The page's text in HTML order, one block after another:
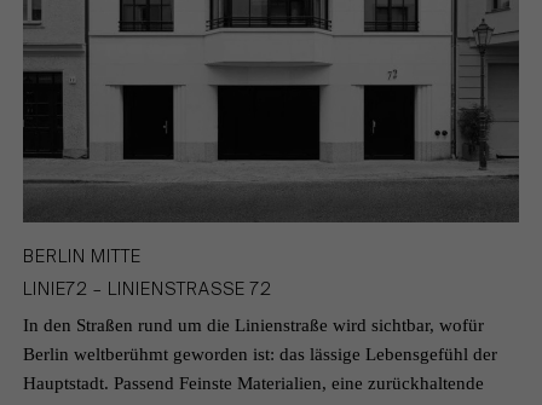
BERLIN MITTE
LINIE72 – LINIENSTRASSE 72
In den Straßen rund um die Linienstraße wird sichtbar, wofür
Berlin weltberühmt geworden ist: das lässige Lebensgefühl der
Hauptstadt. Passend Feinste Materialien, eine zurückhaltende